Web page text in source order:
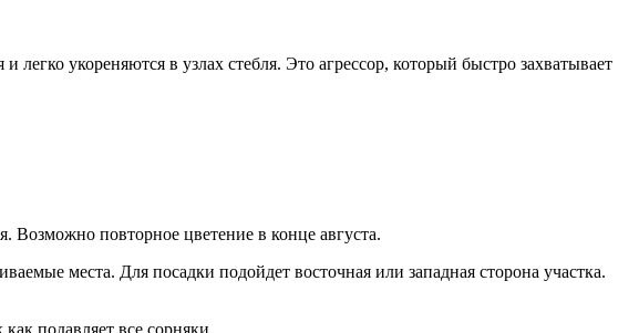
укореняются в узлах стебля. Это агрессор, который быстро захватывает
Возможно повторное цветение в конце августа.
места. Для посадки подойдет восточная или западная сторона участка.
подавляет все сорняки.